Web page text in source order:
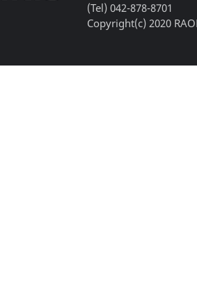
(Tel) 042-878-8701
Copyright(c) 2020